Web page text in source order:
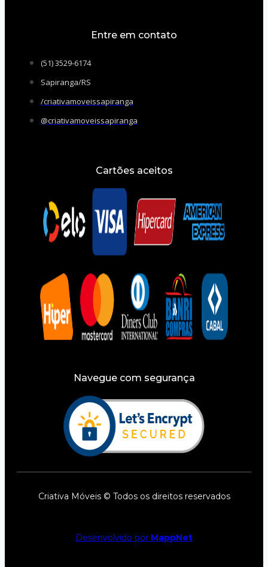
Entre em contato
(51) 3529-6174
Sapiranga/RS
/criativamoveissapiranga
@criativamoveissapiranga
Cartões aceitos
Navegue com segurança
Criativa Móveis © Todos os direitos reservados
Desenvolvido por MappNet